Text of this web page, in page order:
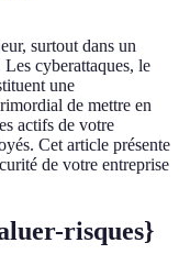
surtout dans un
cyberattaques, le
une
de mettre en
actifs de votre
Cet article présente
de votre entreprise
risques}